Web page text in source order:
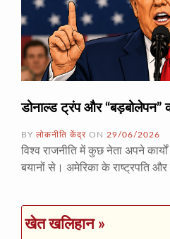
डोनाल्ड ट्रंप और “बड़बोलेपन”
BY लोकनीति केंद्र ON 29/06/2026
विश्व राजनीति में कुछ नेता अपने
बयानों से। अमेरिका के राष्ट्रपति और
खेत खलिहान »